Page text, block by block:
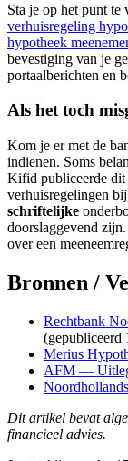
Sta je op het punt te
verhuisregeling
hypotheek
bevestiging van je
portaalberichten en
Als het toch
Kom je er met de
indienen. Soms
Kifid publiceerde dit
verhuisregelingen
schriftelijke
doorslaggevend
over een
Bronnen /
Rechtbank
(gepubliceerd
Merius
AFM — Uitleg
Dit artikel bevat
financieel advies.